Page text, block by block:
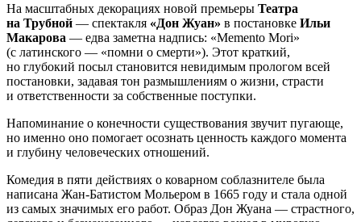
На масштабных декорациях новой премьеры Театра
на Трубной — спектакля «Дон Жуан» в постановке Ильи
Макарова — едва заметна надпись: «Memento Mori»
(с латинского — «помни о смерти»). Этот краткий,
но глубокий посыл становится невидимым прологом всей
постановки, задавая тон размышлениям о жизни, страсти
и ответственности за собственные поступки.
Напоминание о конечности существования звучит пугающе,
но именно оно помогает осознать ценность каждого момента
и глубину человеческих отношений.
Комедия в пяти действиях о коварном соблазнителе была
написана Жан-Батистом Мольером в 1665 году и стала одной
из самых значимых его работ. Образ Дон Жуана — страстного,